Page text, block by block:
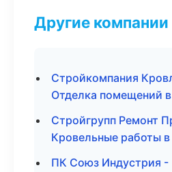
Другие компании
Стройкомпания
Отделка помещений
Стройгрупп Ремонт
Кровельные работы
ПК Союз Индустрия -